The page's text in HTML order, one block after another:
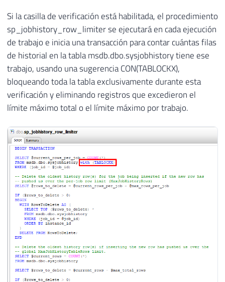
Si la casilla de verificación está habilitada, el procedimiento
sp_jobhistory_row_limiter se ejecutará en cada ejecución
de trabajo e inicia una transacción para contar cuántas filas
de historial en la tabla msdb.dbo.sysjobhistory tiene ese
trabajo, usando una sugerencia CON(TABLOCKX),
bloqueando toda la tabla exclusivamente durante esta
verificación y eliminando registros que excedieron el
límite máximo total o el límite máximo por trabajo.